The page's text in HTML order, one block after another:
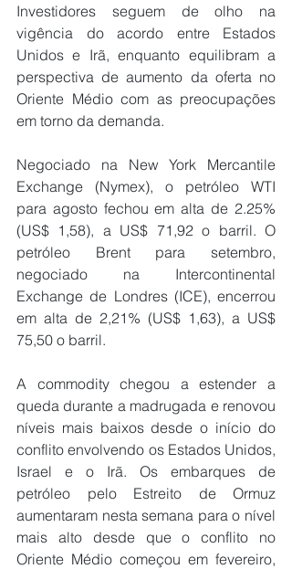
Investidores seguem de olho na
vigência do acordo entre Estados
Unidos e Irã, enquanto equilibram a
perspectiva de aumento da oferta no
Oriente Médio com as preocupações
em torno da demanda.
Negociado na New York Mercantile
Exchange (Nymex), o petróleo WTI
para agosto fechou em alta de 2.25%
(US$ 1,58), a US$ 71,92 o barril. O
petróleo Brent para setembro,
negociado na Intercontinental
Exchange de Londres (ICE), encerrou
em alta de 2,21% (US$ 1,63), a US$
75,50 o barril.
A commodity chegou a estender a
queda durante a madrugada e renovou
níveis mais baixos desde o início do
conflito envolvendo os Estados Unidos,
Israel e o Irã. Os embarques de
petróleo pelo Estreito de Ormuz
aumentaram nesta semana para o nível
mais alto desde que o conflito no
Oriente Médio começou em fevereiro,